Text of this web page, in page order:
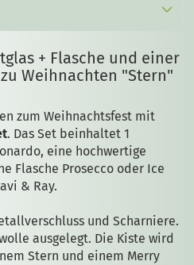
+ Flasche und einer
Weihnachten "Stern"
zum Weihnachtsfest mit
. Das Set beinhaltet 1
eine hochwertige
Flasche Prosecco oder Ice
& Ray.
und Scharniere.
ausgelegt. Die Kiste wird
Stern und einem Merry